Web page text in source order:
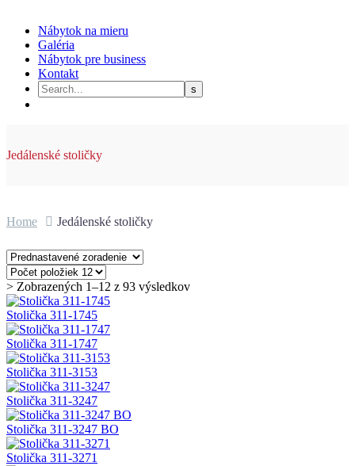
Nábytok na mieru
Galéria
Nábytok pre business
Kontakt
Jedálenské stoličky
Home Jedálenské stoličky
> Zobrazených 1–12 z 93 výsledkov
Stolička 311-1745
Stolička 311-1747
Stolička 311-3153
Stolička 311-3247
Stolička 311-3247 BO
Stolička 311-3271